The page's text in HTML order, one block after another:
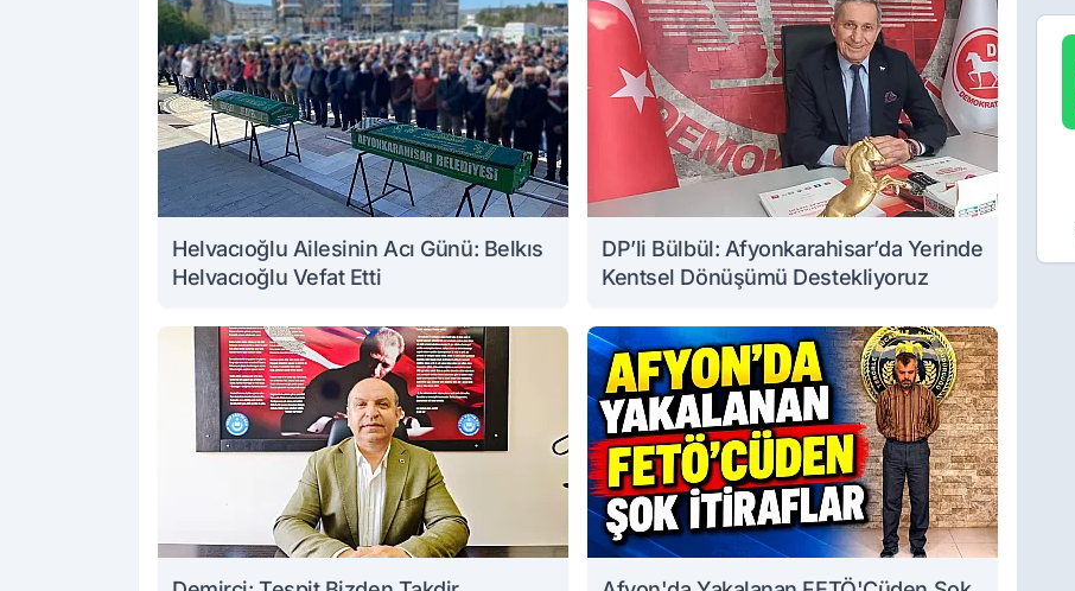
Helvacıoğlu Ailesinin Acı Günü: Belkıs
Helvacıoğlu Vefat Etti
DP’li Bülbül: Afyonkarahisar’da Yerinde
Kentsel Dönüşümü Destekliyoruz